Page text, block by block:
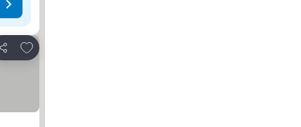
Paylaş
Favorilerime ekle